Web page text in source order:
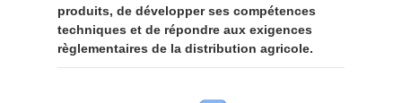
produits, de développer ses compétences
techniques et de répondre aux exigences
règlementaires de la distribution agricole.